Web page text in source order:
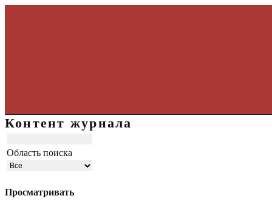
Контент журнала
Область поиска
Просматривать